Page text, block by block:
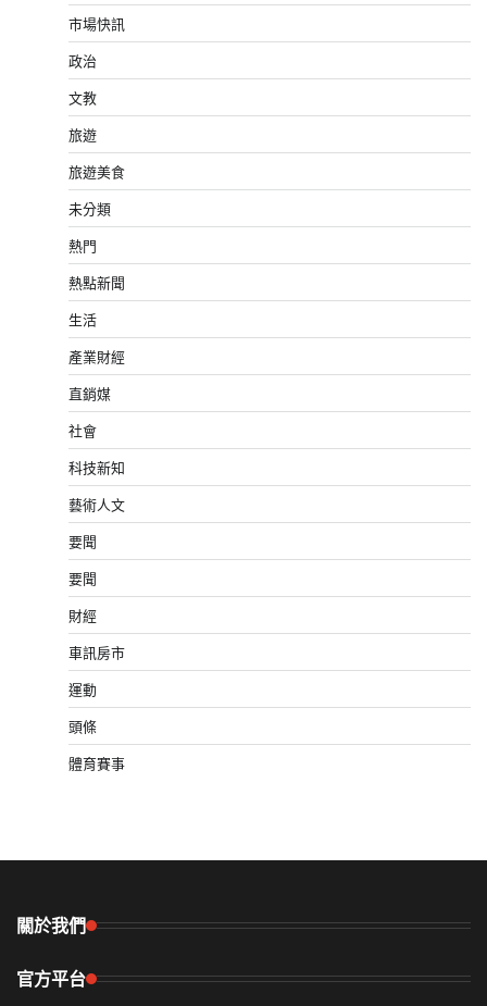
市場快訊
政治
文教
旅遊
旅遊美食
未分類
熱門
熱點新聞
生活
產業財經
直銷媒
社會
科技新知
藝術人文
要聞
要聞
財經
車訊房市
運動
頭條
體育賽事
關於我們
官方平台